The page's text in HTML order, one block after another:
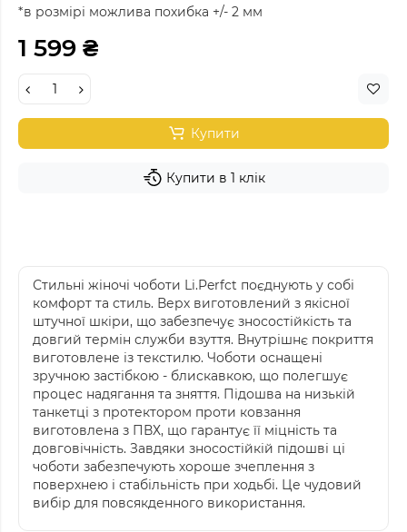
*в розмірі можлива похибка +/- 2 мм
1 599 ₴
Купити
Купити в 1 клік
Стильні жіночі чоботи Li.Perfct поєднують у собі
комфорт та стиль. Верх виготовлений з якісної
штучної шкіри, що забезпечує зносостійкість та
довгий термін служби взуття. Внутрішнє покриття
виготовлене із текстилю. Чоботи оснащені
зручною застібкою - блискавкою, що полегшує
процес надягання та зняття. Підошва на низькій
танкетці з протектором проти ковзання
виготовлена з ПВХ, що гарантує її міцність та
довговічність. Завдяки зносостійкій підошві ці
чоботи забезпечують хороше зчеплення з
поверхнею і стабільність при ходьбі. Це чудовий
вибір для повсякденного використання.